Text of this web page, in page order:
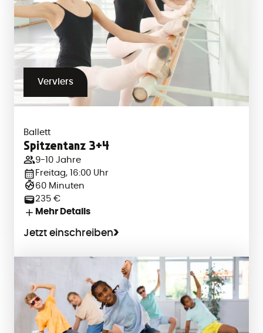
Verviers
Ballett
Spitzentanz 3+4
9-10 Jahre
Freitag, 16:00 Uhr
60 Minuten
235 €
Mehr Details
Jetzt einschreiben